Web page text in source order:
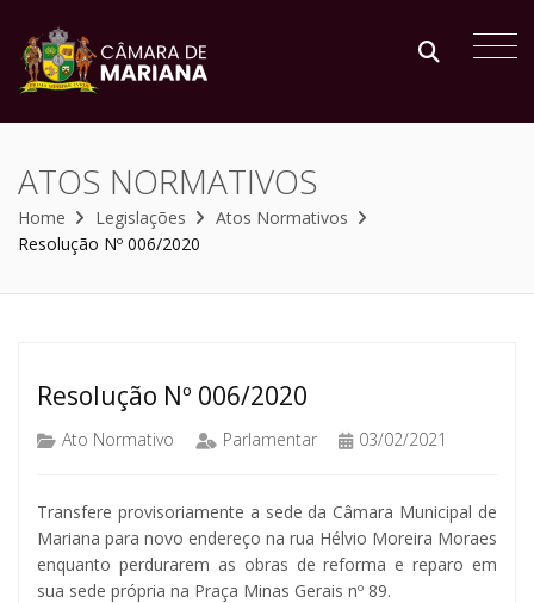
ATOS NORMATIVOS
Home Legislações
Atos Normativos
Resolução Nº 006/2020
Resolução Nº 006/2020
Ato Normativo Parlamentar 03/02/2021
Transfere provisoriamente a sede da Câmara Municipal de
Mariana para novo endereço na rua Hélvio Moreira Moraes
enquanto perdurarem as obras de reforma e reparo em
sua sede própria na Praça Minas Gerais nº 89.